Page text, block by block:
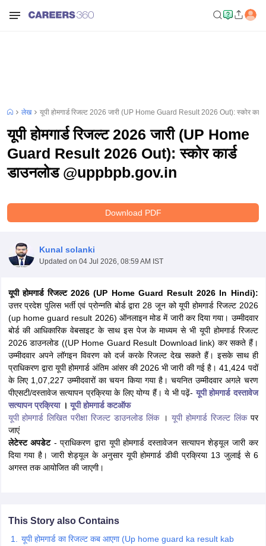
Exam Dates
Exam Dates
Constable Cutoff SSC GD Constable Syllabus
लेख यूपी होमगार्ड रिजल्ट 2026 जारी (UP Home Guard Result 2026 Out): स्कोर
यूपी होमगार्ड रिजल्ट 2026 जारी (UP Home
Guard Result 2026 Out): स्कोर कार्ड
डाउनलोड @uppbpb.gov.in
Download PDF
Kunal solanki
Updated on 04 Jul 2026, 08:59 AM IST
यूपी होमगार्ड रिजल्ट 2026 (UP Home Guard Result 2026 In Hindi):
उत्तर प्रदेश पुलिस भर्ती एवं प्रोन्नति बोर्ड द्वारा 28 जून को यूपी होमगार्ड रिजल्ट 2026
(up home guard result 2026) ऑनलाइन मोड में जारी कर दिया गया। उम्मीदवार
बोर्ड की आधिकारिक वेबसाइट के साथ इस पेज के माध्यम से भी यूपी होमगार्ड रिजल्ट
2026 डाउनलोड ((UP Home Guard Result Download link) कर सकते हैं।
उम्मीदवार अपने लॉगइन विवरण को दर्ज करके रिजल्ट देख सकते हैं। इसके साथ ही
प्राधिकरण द्वारा यूपी होमगार्ड अंतिम आंसर की 2026 भी जारी की गई है। 41,424 पदों
के लिए 1,07,227 उम्मीदवारों का चयन किया गया है। चयनित उम्मीदवार अगले चरण
पीएसटी/दस्तावेज सत्यापन प्रक्रिया के लिए योग्य हैं। ये भी पढ़ें-यूपी होमगार्ड दस्तावेज
सत्यापन प्रक्रिया।यूपी होमगार्ड कटऑफ
यूपी होमगार्ड लिखित परीक्षा रिजल्ट डाउनलोड लिंक।यूपी होमगार्ड रिजल्ट लिंकपर
जाएं
लेटेस्ट अपडेट - प्राधिकरण द्वारा यूपी होमगार्ड दस्तावेजन सत्यापन शेड्यूल जारी कर
दिया गया है। जारी शेड्यूल के अनुसार यूपी होमगार्ड डीवी प्रक्रिया 13 जुलाई से 6
अगस्त तक आयोजित की जाएगी।
This Story also Contains
यूपी होमगार्ड का रिजल्ट कब आएगा (Up home guard ka result kab